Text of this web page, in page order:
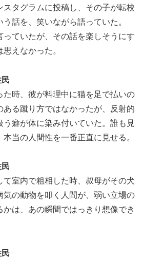
スタグラムに投稿し、その子が転校
話を、笑いながら語っていた。
っていたが、その話を楽しそうにす
えなかった。
た時、彼が料理中に猫を足で払いの
ある蹴り方ではなかったが、反射的
う癖が体に染み付いていた。誰も見
当の人間性を一番正直に見せる。
て室内で粗相した時、叔母がその犬
気の動物を叩く人間が、弱い立場の
は、あの瞬間ではっきり想像でき